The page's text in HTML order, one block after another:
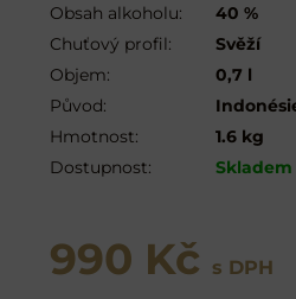
Obsah alkoholu:
40 %
Chuťový profil:
Svěží
Objem:
0,7 l
Původ:
Hmotnost:
1.6 kg
Dostupnost:
Skladem
990 Kč s DPH